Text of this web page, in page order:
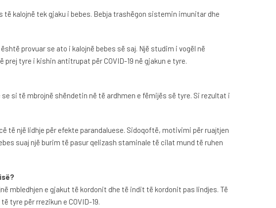
kalojnë tek gjaku i bebes. Bebja trashëgon sistemin imunitar dhe
provuar se ato i kalojnë bebes së saj. Një studim i vogël në
tyre i kishin antitrupat për COVID-19 në gjakun e tyre.
si të mbrojnë shëndetin në të ardhmen e fëmijës së tyre. Si rezultat i
të një lidhje për efekte parandaluese. Sidoqoftë, motivimi për ruajtjen
suaj një burim të pasur qelizash staminale të cilat mund të ruhen
mbledhjen e gjakut të kordonit dhe të indit të kordonit pas lindjes. Të
tyre për rrezikun e COVID-19.